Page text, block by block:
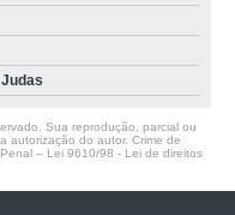
Sua reprodução, parcial ou
autorização do autor. Crime de
– Lei 9610/98 - Lei de direitos